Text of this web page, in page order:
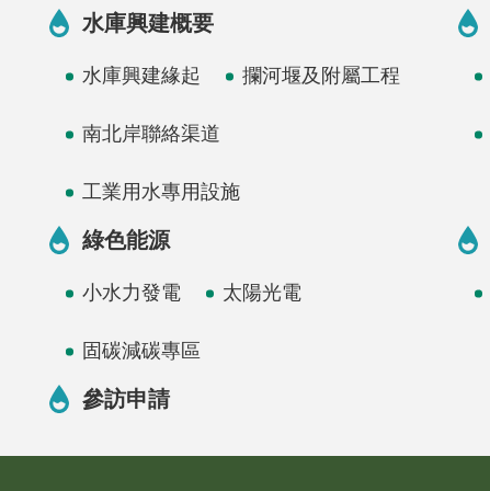
水庫興建概要
水庫興建緣起 攔河堰及附屬工程
南北岸聯絡渠道
工業用水專用設施
綠色能源
小水力發電 太陽光電
固碳減碳專區
參訪申請